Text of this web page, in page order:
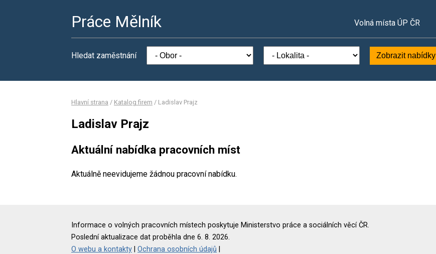
Práce Mělník Volná místa ÚP ČR
Hledat zaměstnání Zobrazit nabídky
Hlavní strana / Katalog firem / Ladislav Prajz
Ladislav Prajz
Aktuální nabídka pracovních míst
Aktuálně neevidujeme žádnou pracovní nabídku.
Informace o volných pracovních místech poskytuje Ministerstvo práce a sociálních věcí ČR.
Poslední aktualizace dat proběhla dne 6. 8. 2026.
O webu a kontakty
Ochrana osobních údajů